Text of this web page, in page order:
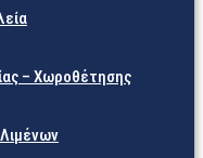
– Χωροθέτησης